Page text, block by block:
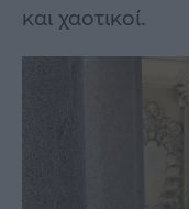
και χαοτικοί.